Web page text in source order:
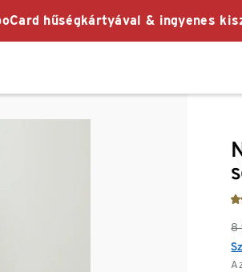
hűségkártyával & ingyenes
8